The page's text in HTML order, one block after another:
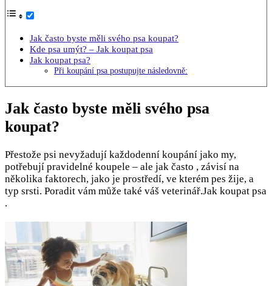
Jak často byste měli svého psa koupat?
Kde psa umýt? – Jak koupat psa
Jak koupat psa?
Při koupání psa postupujte následovně:
Jak často byste měli svého psa
koupat?
Přestože psi nevyžadují každodenní koupání jako my,
potřebují pravidelné koupele – ale jak často , závisí na
několika faktorech, jako je prostředí, ve kterém pes žije, a
typ srsti. Poradit vám může také váš veterinář.Jak koupat psa
.